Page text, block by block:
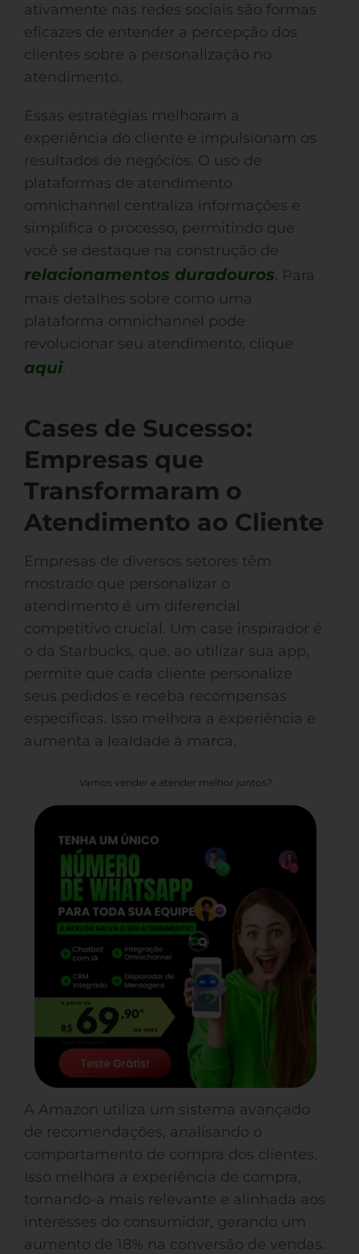
ativamente nas redes sociais são formas
eficazes de entender a percepção dos
clientes sobre a personalização no
atendimento.
Essas estratégias melhoram a
experiência do cliente e impulsionam os
resultados de negócios. O uso de
plataformas de atendimento
omnichannel centraliza informações e
simplifica o processo, permitindo que
você se destaque na construção de
relacionamentos duradouros. Para
mais detalhes sobre como uma
plataforma omnichannel pode
revolucionar seu atendimento, clique
aqui.
Cases de Sucesso:
Empresas que
Transformaram o
Atendimento ao Cliente
Empresas de diversos setores têm
mostrado que personalizar o
atendimento é um diferencial
competitivo crucial. Um case inspirador é
o da Starbucks, que, ao utilizar sua app,
permite que cada cliente personalize
seus pedidos e receba recompensas
específicas. Isso melhora a experiência e
aumenta a lealdade à marca.
Vamos vender e atender melhor juntos?
A Amazon utiliza um sistema avançado
de recomendações, analisando o
comportamento de compra dos clientes.
Isso melhora a experiência de compra,
tornando-a mais relevante e alinhada aos
interesses do consumidor, gerando um
aumento de 18% na conversão de vendas.